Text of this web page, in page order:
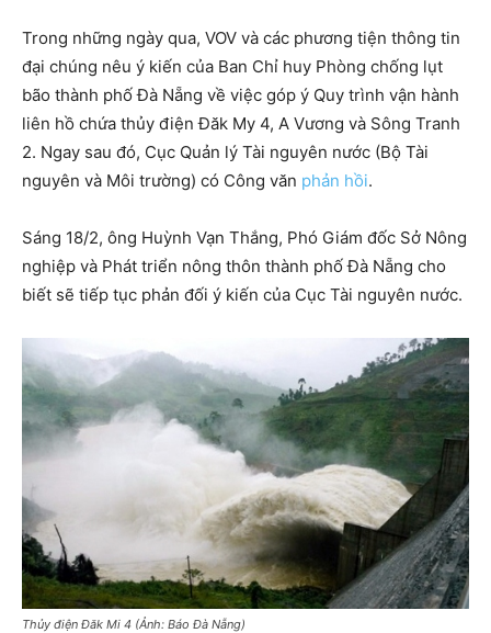
Trong những ngày qua, VOV và các phương tiện thông tin
đại chúng nêu ý kiến của Ban Chỉ huy Phòng chống lụt
bão thành phố Đà Nẵng về việc góp ý Quy trình vận hành
liên hồ chứa thủy điện Đăk My 4, A Vương và Sông Tranh
2. Ngay sau đó, Cục Quản lý Tài nguyên nước (Bộ Tài
nguyên và Môi trường) có Công văn phản hồi.
Sáng 18/2, ông Huỳnh Vạn Thắng, Phó Giám đốc Sở Nông
nghiệp và Phát triển nông thôn thành phố Đà Nẵng cho
biết sẽ tiếp tục phản đối ý kiến của Cục Tài nguyên nước.
Thủy điện Đăk Mi 4 (Ảnh: Báo Đà Nẵng)